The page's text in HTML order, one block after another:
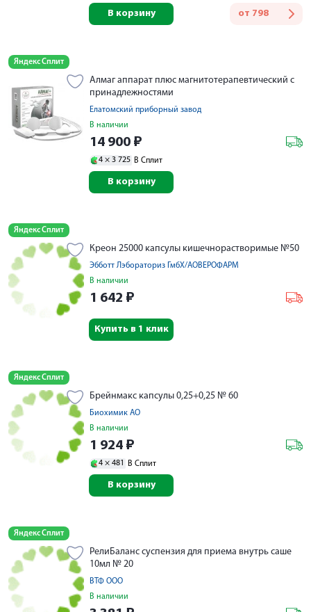
от 798
В корзину
Яндекс Сплит
Алмаг аппарат плюс магнитотерапевтический с
принадлежностями
Елатомский приборный завод
В наличии
14 900 ₽
4 × 3 725 В Сплит
В корзину
Яндекс Сплит
Креон 25000 капсулы кишечнорастворимые №50
Эбботт Лэбораториз ГмбХ/АОВЕРОФАРМ
В наличии
1 642 ₽
Купить в 1 клик
Яндекс Сплит
Брейнмакс капсулы 0,25+0,25 № 60
Биохимик АО
В наличии
1 924 ₽
4 × 481 В Сплит
В корзину
Яндекс Сплит
РелиБаланс суспензия для приема внутрь саше
10мл № 20
ВТФ ООО
В наличии